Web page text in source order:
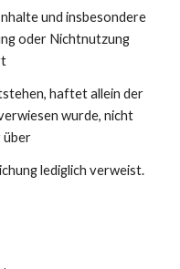
und insbesondere
oder Nichtnutzung
haftet allein der
wurde, nicht
über
lediglich verweist.